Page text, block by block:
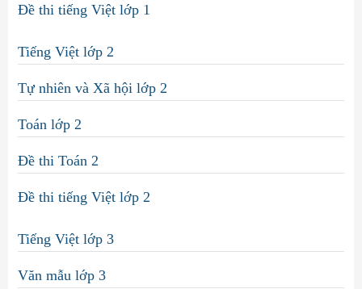
Đề thi tiếng Việt lớp 1
Tiếng Việt lớp 2
Tự nhiên và Xã hội lớp 2
Toán lớp 2
Đề thi Toán 2
Đề thi tiếng Việt lớp 2
Tiếng Việt lớp 3
Văn mẫu lớp 3